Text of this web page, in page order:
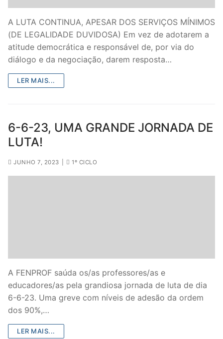
Contactos
A LUTA CONTINUA, APESAR DOS SERVIÇOS MÍNIMOS
(DE LEGALIDADE DUVIDOSA) Em vez de adotarem a
atitude democrática e responsável de, por via do
diálogo e da negociação, darem resposta…
LER MAIS...
6-6-23, UMA GRANDE JORNADA DE
LUTA!
JUNHO 7, 2023 1º CICLO
A FENPROF saúda os/as professores/as e
educadores/as pela grandiosa jornada de luta de dia
6-6-23. Uma greve com níveis de adesão da ordem
dos 90%,…
LER MAIS...